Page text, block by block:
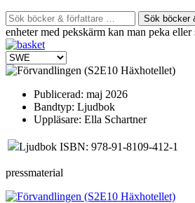
Sök
böcker
&
författare
efter:
enheter med pekskärm kan man peka
Publicerad: maj 2026
Bandtyp: Ljudbok
Uppläsare: Ella Schartner
Ljudbok ISBN: 978-91-8109-412-1
pressmaterial